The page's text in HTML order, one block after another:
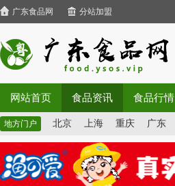
广东食品网 分站加盟
网站首页 食品资讯 食品行情
地方门户 北京 上海 重庆 广东